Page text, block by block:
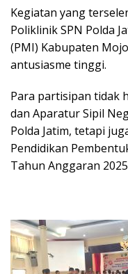
Kegiatan yang
Poliklinik SPN Polda
(PMI) Kabupaten
antusiasme tinggi.
Para partisipan tidak
dan Aparatur Sipil
Polda Jatim, tetapi
Pendidikan
Tahun Anggaran